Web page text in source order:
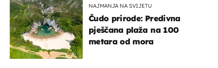
NAJMANJA NA SVIJETU
Čudo prirode: Predivna
pješčana plaža na 100
metara od mora